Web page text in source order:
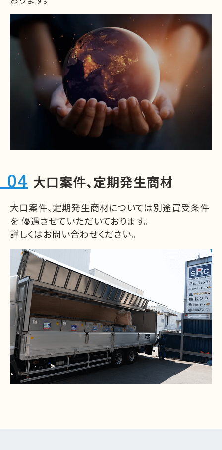
大口案件、定期発生商材
大口案件、定期発生商材については別途買受条件
を 優遇させていただいております。
詳しくはお問い合わせください。